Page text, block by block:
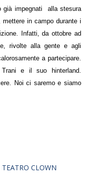
già impegnati
alla stesura
in campo durante i
Infatti, da ottobre ad
rivolte alla gente e agli
a partecipare.
Trani e il suo hinterland.
Noi ci saremo e siamo
CLOWN